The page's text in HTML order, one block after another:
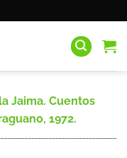
Jaima. Cuentos
1972.